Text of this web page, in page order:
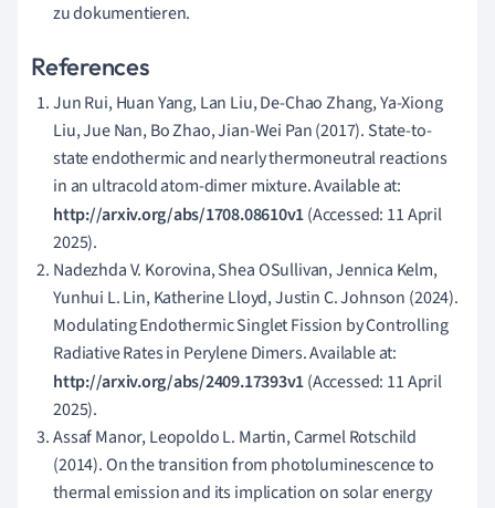
zu dokumentieren.
References
Jun Rui, Huan Yang, Lan Liu, De-Chao Zhang, Ya-Xiong
Liu, Jue Nan, Bo Zhao, Jian-Wei Pan (2017). State-to-
state endothermic and nearly thermoneutral reactions
in an ultracold atom-dimer mixture. Available at:
http://arxiv.org/abs/1708.08610v1(Accessed: 11 April
2025).
Nadezhda V. Korovina, Shea OSullivan, Jennica Kelm,
Yunhui L. Lin, Katherine Lloyd, Justin C. Johnson (2024).
Modulating Endothermic Singlet Fission by Controlling
Radiative Rates in Perylene Dimers. Available at:
http://arxiv.org/abs/2409.17393v1(Accessed: 11 April
2025).
Assaf Manor, Leopoldo L. Martin, Carmel Rotschild
(2014). On the transition from photoluminescence to
thermal emission and its implication on solar energy